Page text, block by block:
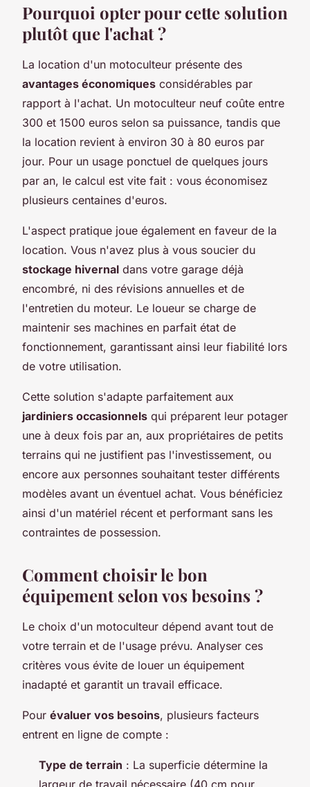
Pourquoi opter pour cette solution
plutôt que l'achat ?
La location d'un motoculteur présente des
avantages économiques considérables par
rapport à l'achat. Un motoculteur neuf coûte entre
300 et 1500 euros selon sa puissance, tandis que
la location revient à environ 30 à 80 euros par
jour. Pour un usage ponctuel de quelques jours
par an, le calcul est vite fait : vous économisez
plusieurs centaines d'euros.
L'aspect pratique joue également en faveur de la
location. Vous n'avez plus à vous soucier du
stockage hivernal dans votre garage déjà
encombré, ni des révisions annuelles et de
l'entretien du moteur. Le loueur se charge de
maintenir ses machines en parfait état de
fonctionnement, garantissant ainsi leur fiabilité lors
de votre utilisation.
Cette solution s'adapte parfaitement aux
jardiniers occasionnels qui préparent leur potager
une à deux fois par an, aux propriétaires de petits
terrains qui ne justifient pas l'investissement, ou
encore aux personnes souhaitant tester différents
modèles avant un éventuel achat. Vous bénéficiez
ainsi d'un matériel récent et performant sans les
contraintes de possession.
Comment choisir le bon
équipement selon vos besoins ?
Le choix d'un motoculteur dépend avant tout de
votre terrain et de l'usage prévu. Analyser ces
critères vous évite de louer un équipement
inadapté et garantit un travail efficace.
Pour évaluer vos besoins, plusieurs facteurs
entrent en ligne de compte :
Type de terrain : La superficie détermine la
largeur de travail nécessaire (40 cm pour